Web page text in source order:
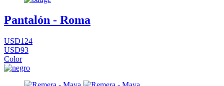
Pantalón - Roma
USD124
USD93
Color